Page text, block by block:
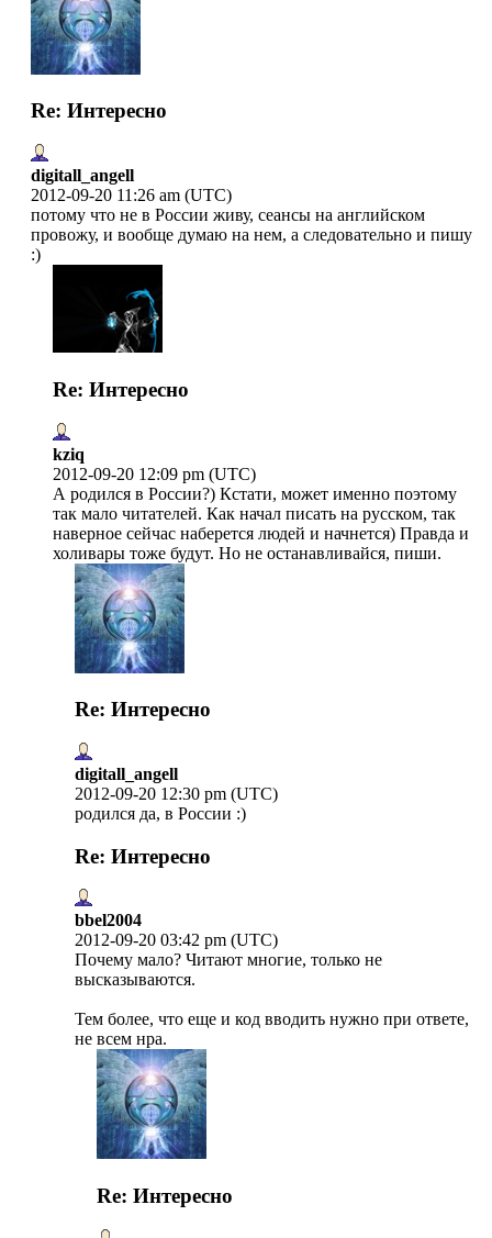
Re: Интересно
digitall_angell
2012-09-20 11:26 am (UTC)
потому что не в России живу, сеансы на английском
провожу, и вообще думаю на нем, а следовательно и пишу
:)
Re: Интересно
kziq
2012-09-20 12:09 pm (UTC)
А родился в России?) Кстати, может именно поэтому
так мало читателей. Как начал писать на русском, так
наверное сейчас наберется людей и начнется) Правда и
холивары тоже будут. Но не останавливайся, пиши.
Re: Интересно
digitall_angell
2012-09-20 12:30 pm (UTC)
родился да, в России :)
Re: Интересно
bbel2004
2012-09-20 03:42 pm (UTC)
Почему мало? Читают многие, только не
высказываются.
Тем более, что еще и код вводить нужно при ответе,
не всем нра.
Re: Интересно